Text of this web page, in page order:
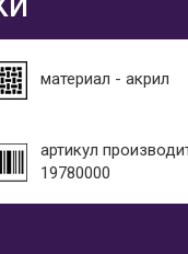
материал - акрил
артикул
19780000